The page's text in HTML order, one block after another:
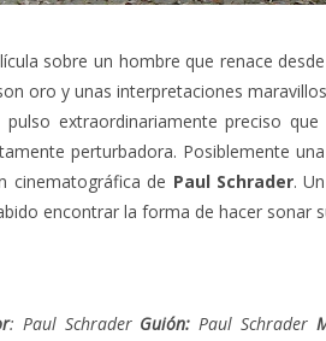
sobre un hombre que renace
oro y unas interpretaciones
extraordinariamente preciso
perturbadora. Posiblemente
cinematográfica de Paul Schrader.
encontrar la forma de hacer sonar
: Paul SchraderGuión: Paul Schrader